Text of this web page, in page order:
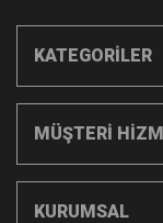
KATEGORİLER
MÜŞTERİ
KURUMSAL